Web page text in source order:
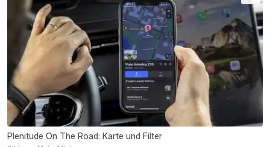
Plenitude On The Road: Karte und Filter